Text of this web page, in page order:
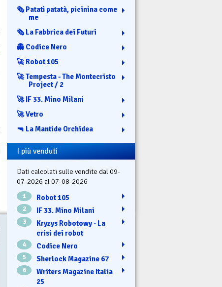
🗞️ Patatì patatà, picinina come
me
🗞️ La Fabbrica dei Futuri
👻 Codice Nero
🚀 Robot 105
🚀 Tempesta - The Montecristo
Project / 2
🚀 IF 33. Mino Milani
🚀 Vetro
🔫 La Mantide Orchidea
I più venduti
Dati calcolati sulle vendite dal 09-
07-2026 al 07-08-2026
1 Robot 105
2 IF 33. Mino Milani
3
Kryzys Robotowy - La
crisi dei robot
4 Codice Nero
5 Sherlock Magazine 67
6
Writers Magazine Italia
25